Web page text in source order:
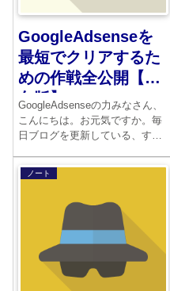
GoogleAdsenseを
最短でクリアするた
めの作戦全公開【永
久版】
GoogleAdsenseの力みなさん、
こんにちは。お元気ですか。毎
日ブログを更新している、すい
です。くたびれた。目標、まず
は100記事。ここをクリアしな
もありません。そんなに書くこ
とがあるの。...
ノート